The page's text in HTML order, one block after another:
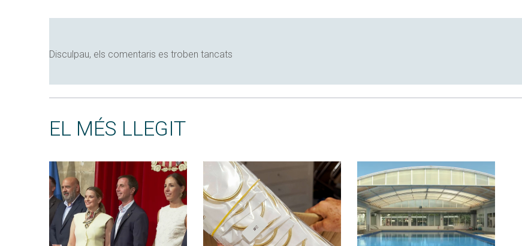
Disculpau, els comentaris es troben tancats
EL MÉS LLEGIT